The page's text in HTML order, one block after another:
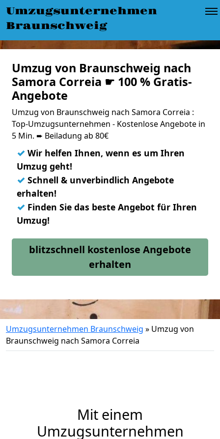
Umzugsunternehmen
Braunschweig
Umzug von Braunschweig nach
Samora Correia ☛ 100 % Gratis-
Angebote
Umzug von Braunschweig nach Samora Correia :
Top-Umzugsunternehmen - Kostenlose Angebote in
5 Min. ➨ Beiladung ab 80€
✓ Wir helfen Ihnen, wenn es um Ihren
Umzug geht!
✓ Schnell & unverbindlich Angebote
erhalten!
✓ Finden Sie das beste Angebot für Ihren
Umzug!
blitzschnell kostenlose Angebote
erhalten
Umzugsunternehmen Braunschweig » Umzug von
Braunschweig nach Samora Correia
Mit einem
Umzugsunternehmen